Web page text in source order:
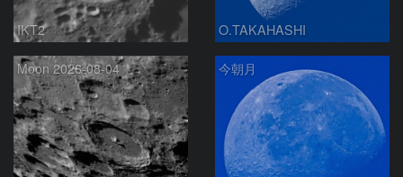
IKT2 O.TAKAHASHI
Moon 2026-08-04 今朝月